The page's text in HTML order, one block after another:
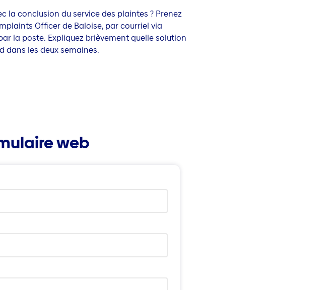
la conclusion du service des plaintes ? Prenez
Officer de Baloise, par courriel via
la poste. Expliquez brièvement quelle solution
dans les deux semaines.
web